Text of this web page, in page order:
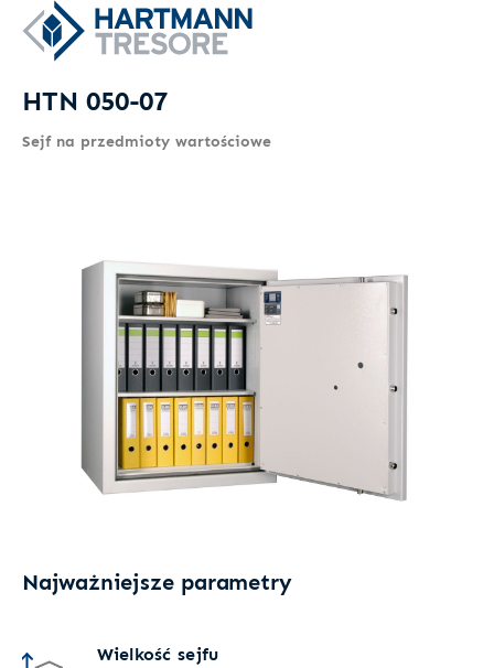
HTN 050-07
Sejf na przedmioty wartościowe
Najważniejsze parametry
Wielkość sejfu